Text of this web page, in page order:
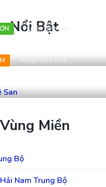
Nổi Bật
Huyện Bình Gia
Huyện Ia H' Drai
Miền
Bộ
Nam Trung Bộ